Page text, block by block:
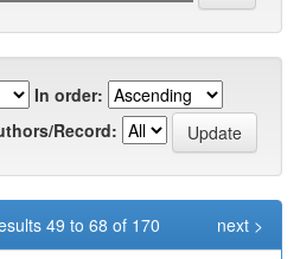
In order:
Record:
49 to 68 of 170
next >